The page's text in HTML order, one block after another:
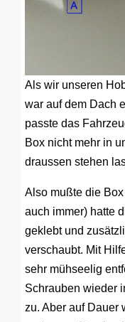
Als wir unseren
war auf dem Dach
passte das
Box nicht mehr in
draussen stehen
Also mußte die
auch immer) hatte
geklebt und
verschaubt. Mit
sehr mühseelig
Schrauben wieder
zu. Aber auf Dauer